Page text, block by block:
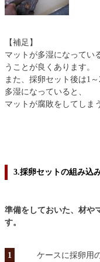
【補足】
マットが多湿になってい
うことが良くあります。
また、採卵セット後は1
多湿になっていると、
マットが腐敗をしてしま
3.採卵セットの組み込
準備をしておいた、材や
す。
1
ケースに採卵用